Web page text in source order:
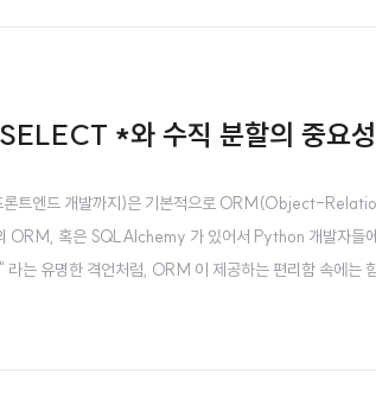
*와 수직 분할의 중요성
론트엔드 개발까지)은 기본적으로 ORM(Object-
혹은 SQLAlchemy 가 있어서 Python 개발자들
라는 유명한 격언처럼, ORM 이 제공하는 편리함 속에는